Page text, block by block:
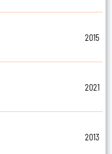
2015
2021
2013